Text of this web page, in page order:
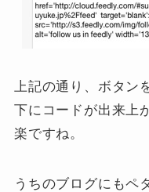
上記の通り、ボタン
下にコードが出来上
楽ですね。
うちのブログにもペ